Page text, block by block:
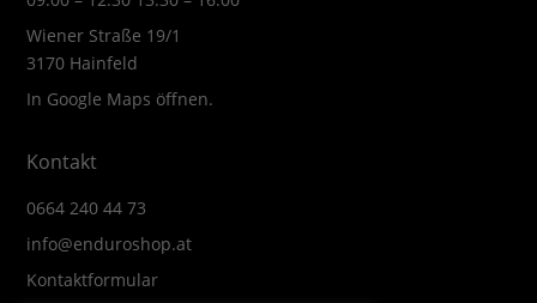
Wiener Straße 19/1
3170 Hainfeld
In Google Maps öffnen.
Kontakt
0664 240 44 73
info@enduroshop.at
Kontaktformular